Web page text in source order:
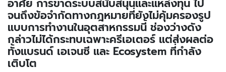
อาศัย การขาดระบบสนับสนุนและแหล่งทุน ไป
จนถึงข้อจำกัดทางกฎหมายที่ยังไม่คุ้มครองรูป
แบบการทำงานในอุตสาหกรรมนี้ ช่องว่างดัง
กล่าวไม่ได้กระทบเฉพาะครีเอเตอร์ แต่ส่งผลต่อ
ทั้งแบรนด์ เอเจนซี และ Ecosystem ที่กำลัง
เติบโต